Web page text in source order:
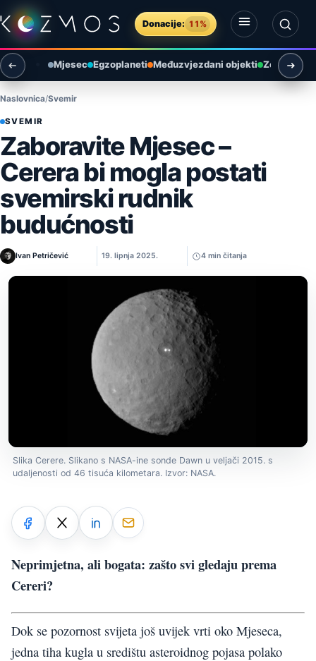
Preskoči na sadržaj
Donacije: 11%
Otvori izbornik
Otvori pretragu
Mjesec Egzoplaneti Međuzvjezdani objekti Zemlja i
Naslovnica Svemir
SVEMIR
Zaboravite Mjesec –
Cerera bi mogla postati
svemirski rudnik
budućnosti
Ivan Petričević 19. lipnja 2025. 4 min čitanja
Slika Cerere. Slikano s NASA-ine sonde Dawn u veljači 2015. s
udaljenosti od 46 tisuća kilometara. Izvor: NASA.
Neprimjetna, ali bogata: zašto svi gledaju prema
Cereri?
Dok se pozornost svijeta još uvijek vrti oko Mjeseca,
jedna tiha kugla u središtu asteroidnog pojasa polako